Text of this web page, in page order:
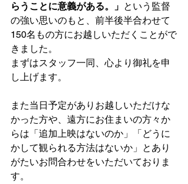
らうことに意義がある。」 という監督
の強い思いのもと、前半後半合わせて
150名もの方にお越しいただくことがで
きました。
まずはスタッフ一同、心より御礼を申
し上げます。
また当日予定がありお越しいただけな
かった方や、遠方にお住まいの方々か
らは「追加上映はないのか」「どうに
かして観られる方法はないか」とあり
がたいお問合わせをいただいておりま
す。